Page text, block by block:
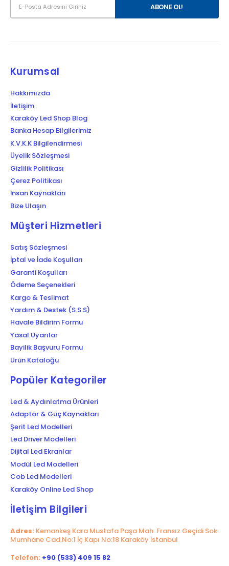
Kurumsal
Hakkımızda
İletişim
Karaköy Led Shop Blog
Banka Hesap Bilgilerimiz
K.V.K.K Bilgilendirmesi
Üyelik Sözleşmesi
Gizlilik Politikası
Çerez Politikası
İnsan Kaynakları
Bize Ulaşın
Müşteri Hizmetleri
Satış Sözleşmesi
İptal ve İade Koşulları
Garanti Koşulları
Ödeme Seçenekleri
Kargo & Teslimat
Yardım & Destek (S.S.S)
Havale Bildirim Formu
Yasal Uyarılar
Bayilik Başvuru Formu
Ürün Kataloğu
Popüler Kategoriler
Led & Aydınlatma Ürünleri
Adaptör & Güç Kaynakları
Şerit Led Modelleri
Led Driver Modelleri
Dijital Led Ekranlar
Modül Led Modelleri
Cob Led Modelleri
Karaköy Online Led Shop
İletişim Bilgileri
Adres: Kemankeş Kara Mustafa Paşa Mah. Fransız Geçidi Sok.
Mumhane Cad.No:1 İç Kapı No:18 Karaköy İstanbul
Telefon: +90 (533) 409 15 82